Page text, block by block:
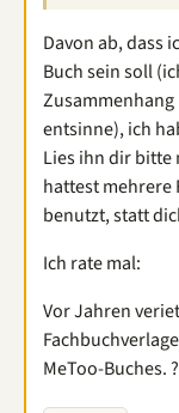
Davon ab, dass
Buch sein soll
entsinne), ich
Lies ihn dir bitte
hattest mehrere
benutzt, statt
Ich rate mal:
Vor Jahren
MeToo-Buches. ?